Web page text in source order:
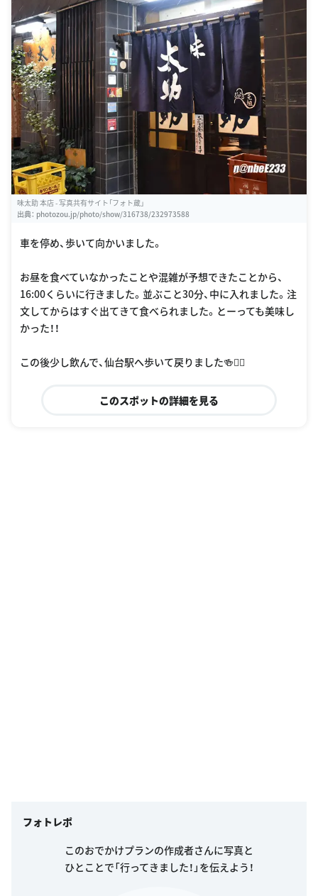
味太助 本店 - 写真共有サイト「フォト蔵」
出典： photozou.jp/photo/show/316738/232973588
車を停め、歩いて向かいました。
お昼を食べていなかったことや混雑が予想できたことから、
16:00くらいに行きました。並ぶこと30分、中に入れました。注
文してからはすぐ出てきて食べられました。とーっても美味し
かった！！
この後少し飲んで、仙台駅へ歩いて戻りました🍻🚶‍♀️
このスポットの詳細を見る
フォトレポ
このおでかけプランの作成者さんに写真と
ひとことで「行ってきました！」を伝えよう！